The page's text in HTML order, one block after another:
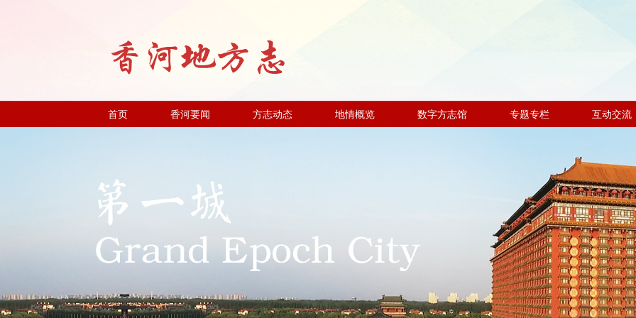
首页 香河要闻 方志动态 地情概览 数字方志馆 专题专栏 互动交流